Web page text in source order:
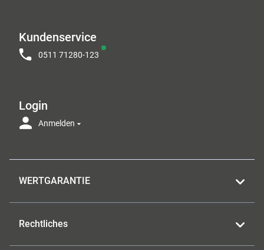
Kundenservice
0511 71280-123
Login
Anmelden
WERTGARANTIE
Rechtliches